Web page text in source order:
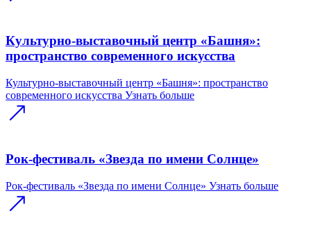
Культурно-выставочный центр «Башня»:
пространство современного искусства
Культурно-выставочный центр «Башня»: пространство
современного искусства Узнать больше
Рок-фестиваль «Звезда по имени Солнце»
Рок-фестиваль «Звезда по имени Солнце» Узнать больше